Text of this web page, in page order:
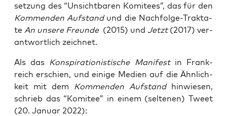
set­zung des “Unsicht­ba­ren Komi­tees”, das für den
Kom­men­den Auf­standund die Nach­fol­ge-Trak­ta­
te An unse­re Freun­de(2015) und Jetzt(2017) ver­
ant­wort­lich zeichnet.
Als das Kon­spi­ra­tio­nis­ti­sche Mani­festin Frank­
reich erschien, und eini­ge Medi­en auf die Ähn­lich­
keit mit dem Kom­men­den Auf­standhin­wie­sen,
schrieb das “Komi­tee” in einem (sel­te­nen) Tweet
(20. Janu­ar 2022):